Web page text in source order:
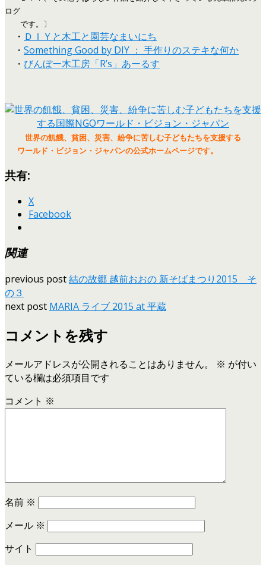
ログ
です。〕
・ ＤＩＹと木工と園芸なまいにち
・ Something Good by DIY ： 手作りのステキな何か
・ びんぼー木工房「R’s」あーるす
世界の飢餓、貧困、災害、紛争に苦しむ子どもたちを支援する
ワールド・ビジョン・ジャパンの公式ホームページです。
共有:
X
Facebook
関連
previous post結の故郷 越前おおの 新そばまつり2015 そ
の３
next post MARIA ライブ 2015 at 平蔵
コメントを残す
メールアドレスが公開されることはありません。 ※ が付い
ている欄は必須項目です
コメント ※
名前 ※
メール ※
サイト